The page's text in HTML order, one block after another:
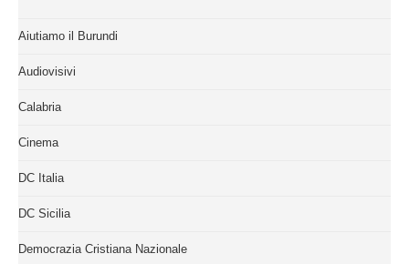
Aiutiamo il Burundi
Audiovisivi
Calabria
Cinema
DC Italia
DC Sicilia
Democrazia Cristiana Nazionale